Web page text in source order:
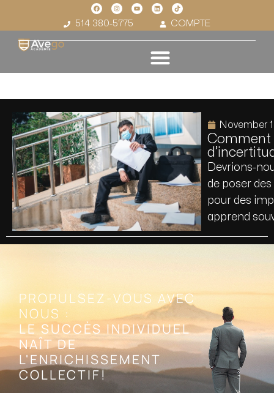
514 380-5775 COMPTE
November
Comment
Devrions-
de poser
pour des
apprend
PROPULSEZ-VOUS AVEC
NOUS :
LE SUCCÈS INDIVIDUEL
NAÎT DE
L'ENRICHISSEMENT
COLLECTIF!